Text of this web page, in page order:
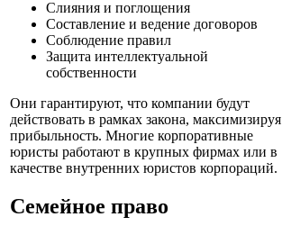
Слияния и поглощения
Составление и ведение договоров
Соблюдение правил
Защита интеллектуальной
собственности
Они гарантируют, что компании будут
действовать в рамках закона, максимизируя
прибыльность. Многие корпоративные
юристы работают в крупных фирмах или в
качестве внутренних юристов корпораций.
Семейное право